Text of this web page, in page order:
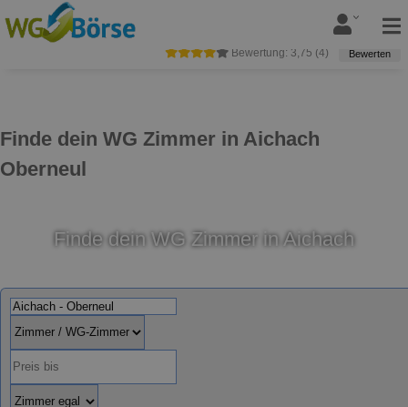
Finde dein WG Zimmer in Aichach
Oberneul
Bewertung: 3,75 (4) Bewerten
Finde dein WG Zimmer in Aichach